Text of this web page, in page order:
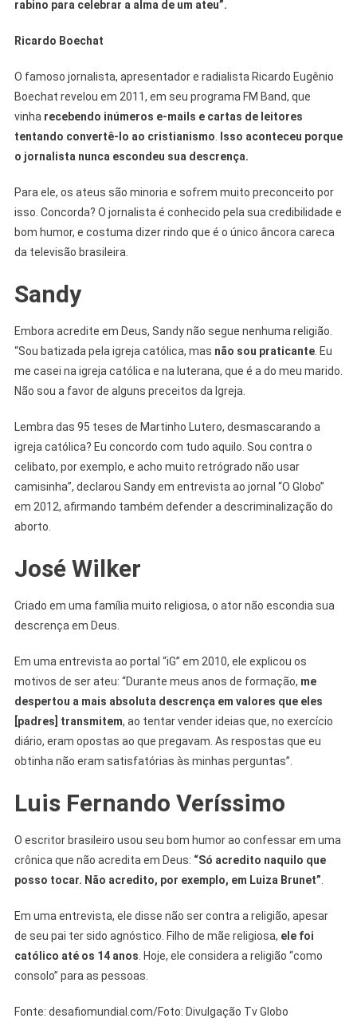
rabino para celebrar a alma de um ateu”.
Ricardo Boechat
O famoso jornalista, apresentador e radialista Ricardo Eugênio
Boechat revelou em 2011, em seu programa FM Band, que
vinha recebendo inúmeros e-mails e cartas de leitores
tentando convertê-lo ao cristianismo. Isso aconteceu porque
o jornalista nunca escondeu sua descrença.
Para ele, os ateus são minoria e sofrem muito preconceito por
isso. Concorda? O jornalista é conhecido pela sua credibilidade e
bom humor, e costuma dizer rindo que é o único âncora careca
da televisão brasileira.
Sandy
Embora acredite em Deus, Sandy não segue nenhuma religião.
“Sou batizada pela igreja católica, mas não sou praticante. Eu
me casei na igreja católica e na luterana, que é a do meu marido.
Não sou a favor de alguns preceitos da Igreja.
Lembra das 95 teses de Martinho Lutero, desmascarando a
igreja católica? Eu concordo com tudo aquilo. Sou contra o
celibato, por exemplo, e acho muito retrógrado não usar
camisinha”, declarou Sandy em entrevista ao jornal “O Globo”
em 2012, afirmando também defender a descriminalização do
aborto.
José Wilker
Criado em uma família muito religiosa, o ator não escondia sua
descrença em Deus.
Em uma entrevista ao portal “iG” em 2010, ele explicou os
motivos de ser ateu: “Durante meus anos de formação, me
despertou a mais absoluta descrença em valores que eles
[padres] transmitem, ao tentar vender ideias que, no exercício
diário, eram opostas ao que pregavam. As respostas que eu
obtinha não eram satisfatórias às minhas perguntas”.
Luis Fernando Veríssimo
O escritor brasileiro usou seu bom humor ao confessar em uma
crônica que não acredita em Deus: “Só acredito naquilo que
posso tocar. Não acredito, por exemplo, em Luiza Brunet”.
Em uma entrevista, ele disse não ser contra a religião, apesar
de seu pai ter sido agnóstico. Filho de mãe religiosa, ele foi
católico até os 14 anos. Hoje, ele considera a religião “como
consolo” para as pessoas.
Fonte: desafiomundial.com/Foto: Divulgação Tv Globo